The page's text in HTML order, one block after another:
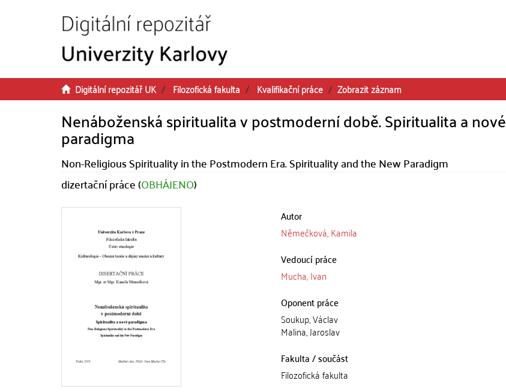
Digitální repozitář UK Filozofická fakulta Kvalifikační práce Zobrazit záznam
Nenáboženská spiritualita v postmoderní době. Spiritualita a nové
paradigma
Non-Religious Spirituality in the Postmodern Era. Spirituality and the New Paradigm
dizertační práce (OBHÁJENO)
Autor
Němečková, Kamila
Vedoucí práce
Mucha, Ivan
Oponent práce
Soukup, Václav
Malina, Jaroslav
Fakulta / součást
Filozofická fakulta